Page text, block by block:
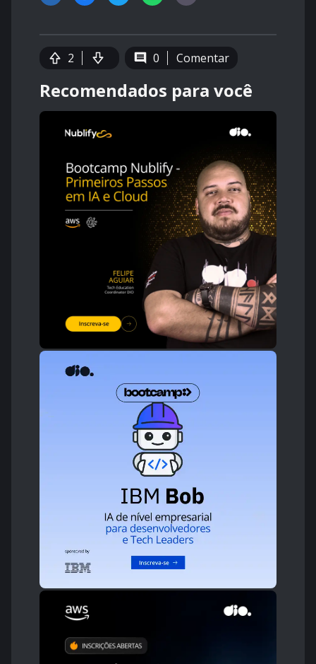
2 0 Comentar
Recomendados para você